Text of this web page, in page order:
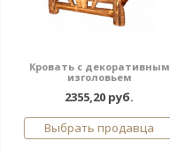
Кровать с декоративным
изголовьем
2355,20 руб.
Выбрать продавца